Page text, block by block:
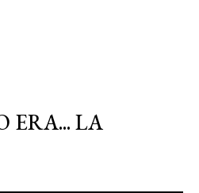
ERA... LA